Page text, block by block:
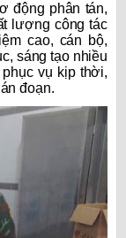
động phân tán,
lượng công tác
cao, cán bộ,
sáng tạo nhiều
vụ kịp thời,
đoạn.